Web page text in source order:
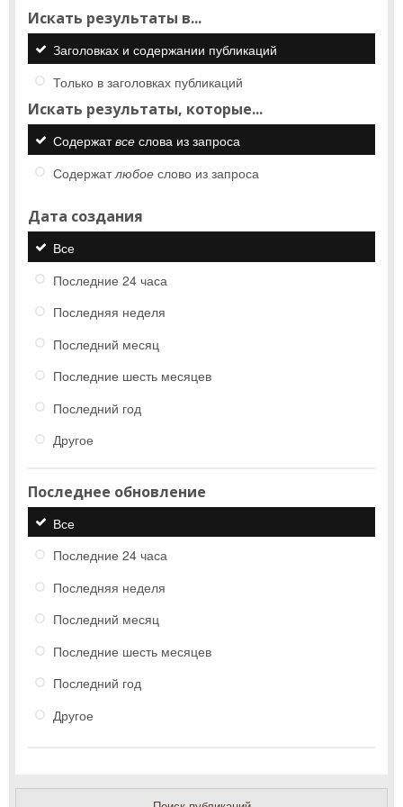
Искать результаты в...
Заголовках и содержании публикаций
Только в заголовках публикаций
Искать результаты, которые...
Содержатвсе слова из запроса
Содержатлюбое слово из запроса
Дата создания
Все
Последние 24 часа
Последняя неделя
Последний месяц
Последние шесть месяцев
Последний год
Другое
Последнее обновление
Все
Последние 24 часа
Последняя неделя
Последний месяц
Последние шесть месяцев
Последний год
Другое